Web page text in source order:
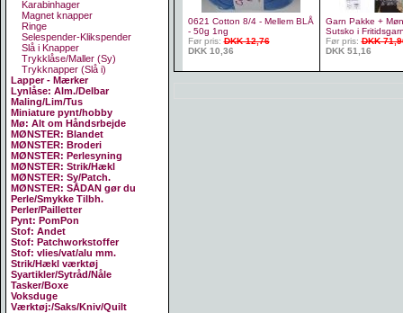
Karabinhager
Magnet knapper
Ringe
Selespender-Klikspender
Slå i Knapper
Trykklåse/Maller (Sy)
Trykknapper (Slå i)
Lapper - Mærker
Lynlåse: Alm./Delbar
Maling/Lim/Tus
Miniature pynt/hobby
Mø: Alt om Håndsrbejde
MØNSTER: Blandet
MØNSTER: Broderi
MØNSTER: Perlesyning
MØNSTER: Strik/Hækl
MØNSTER: Sy/Patch.
MØNSTER: SÅDAN gør du
Perle/Smykke Tilbh.
Perler/Pailletter
Pynt: PomPon
Stof: Andet
Stof: Patchworkstoffer
Stof: vlies/vat/alu mm.
Strik/Hækl værktøj
Syartikler/Sytråd/Nåle
Tasker/Boxe
Voksduge
Værktøj:/Saks/Kniv/Quilt
0621 Cotton 8/4 - Mellem BLÅ
- 50g 1ng
Før pris:DKK 12,76
DKK 10,36
Garn Pakke +
Sutsko i
Før pris:DKK
DKK 51,16